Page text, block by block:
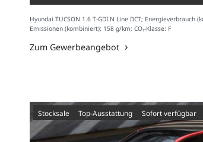
Hyundai TUCSON 1.6 T-GDI N Line DCT; Energieverbrauch
Emissionen (kombiniert): 158 g/km; CO₂-Klasse: F
Zum Gewerbeangebot
Stocksale Top-Ausstattung sofort verfügbar